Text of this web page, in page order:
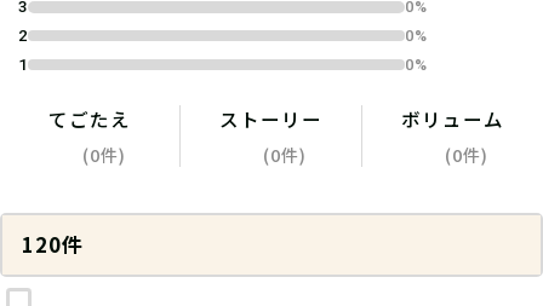
3
0%
2
0%
1
0%
てごたえ
(0件)
ストーリー
(0件)
ボリューム
(0件)
120件